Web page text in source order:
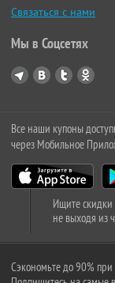
Связаться с нами
Мы в Соцсетях
Все наши купоны
через Мобильное
Ищите скидки
не выходя из
Сэкономьте до 90%